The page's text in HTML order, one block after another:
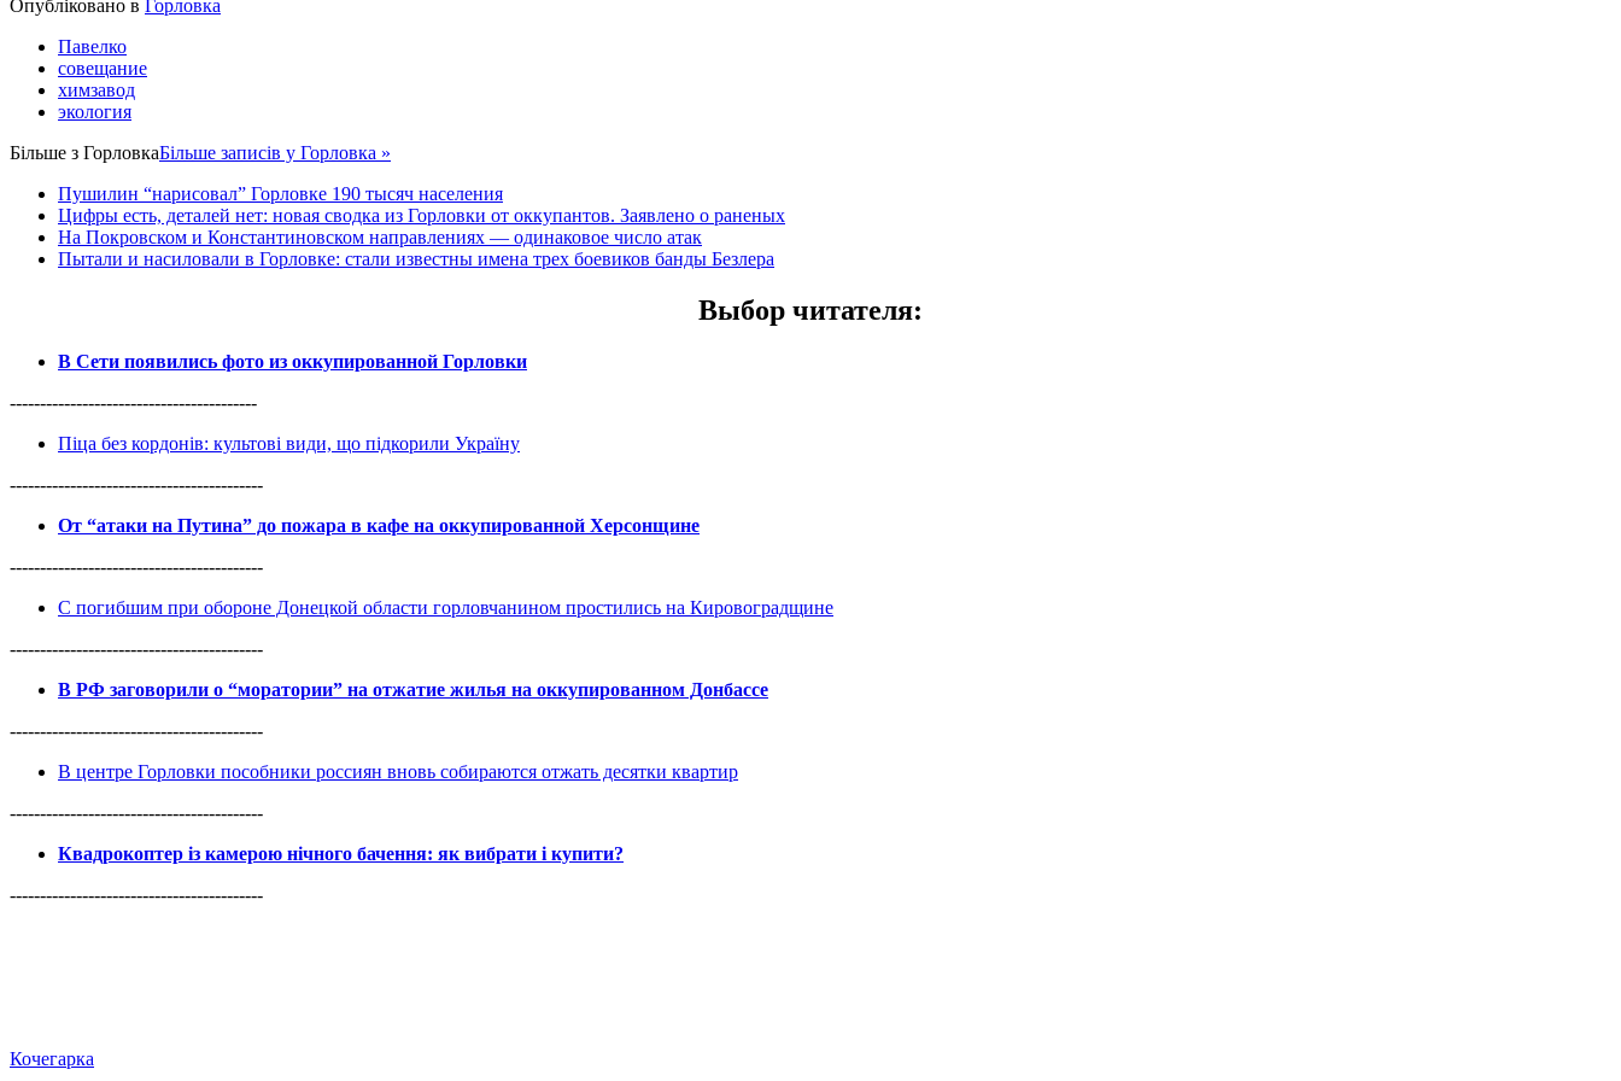
Опубліковано в Горловка
Павелко
совещание
химзавод
экология
Більше з ГорловкаБільше записів у Горловка »
Пушилин “нарисовал” Горловке 190 тысяч населения
Цифры есть, деталей нет: новая сводка из Горловки от оккупантов. Заявлено о раненых
На Покровском и Константиновском направлениях — одинаковое число атак
Пытали и насиловали в Горловке: стали известны имена трех боевиков банды Безлера
Выбор читателя:
В Сети появились фото из оккупированной Горловки
-----------------------------------------
Піца без кордонів: культові види, що підкорили Україну
------------------------------------------
От “атаки на Путина” до пожара в кафе на оккупированной Херсонщине
------------------------------------------
С погибшим при обороне Донецкой области горловчанином простились на Кировоградщине
------------------------------------------
В РФ заговорили о “моратории” на отжатие жилья на оккупированном Донбассе
------------------------------------------
В центре Горловки пособники россиян вновь собираются отжать десятки квартир
------------------------------------------
Квадрокоптер із камерою нічного бачення: як вибрати і купити?
------------------------------------------
Кочегарка